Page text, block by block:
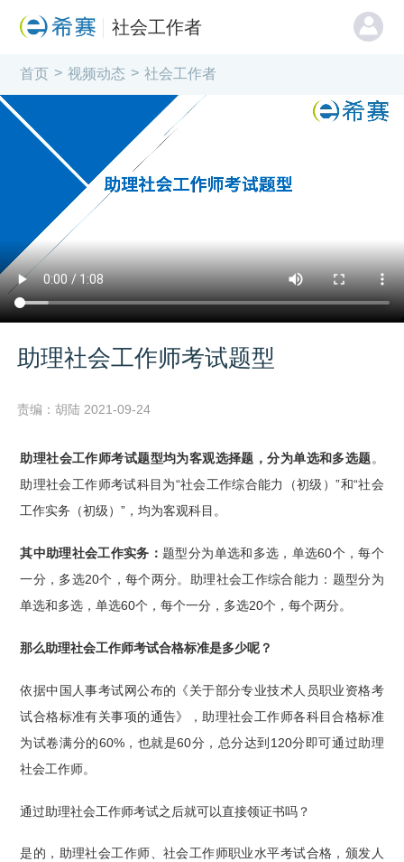
社会工作者
首页 > 视频动态 > 社会工作者
助理社会工作师考试题型
责编：胡陆 2021-09-24
助理社会工作师考试题型均为客观选择题，分为单选和多选题。
助理社会工作师考试科目为“社会工作综合能力（初级）”和“社会
工作实务（初级）”，均为客观科目。
其中助理社会工作实务：题型分为单选和多选，单选60个，每个
一分，多选20个，每个两分。助理社会工作综合能力：题型分为
单选和多选，单选60个，每个一分，多选20个，每个两分。
那么助理社会工作师考试合格标准是多少呢？
依据中国人事考试网公布的《关于部分专业技术人员职业资格考
试合格标准有关事项的通告》，助理社会工作师各科目合格标准
为试卷满分的60%，也就是60分，总分达到120分即可通过助理
社会工作师。
通过助理社会工作师考试之后就可以直接领证书吗？
是的，助理社会工作师、社会工作师职业水平考试合格，颁发人